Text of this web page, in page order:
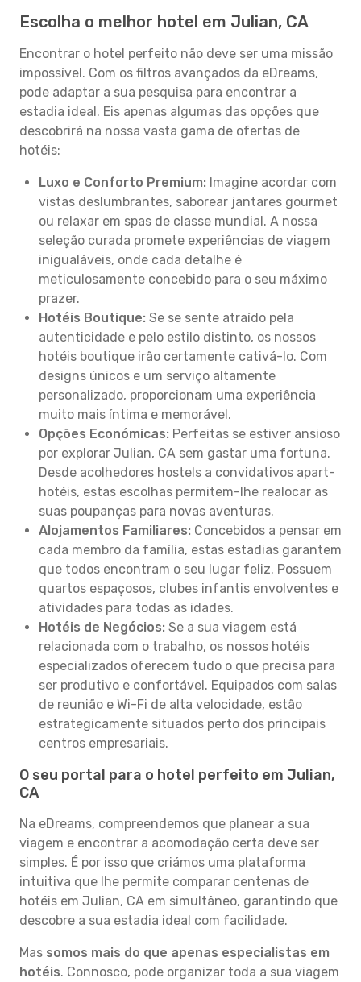
Escolha o melhor hotel em Julian, CA
Encontrar o hotel perfeito não deve ser uma missão
impossível. Com os filtros avançados da eDreams,
pode adaptar a sua pesquisa para encontrar a
estadia ideal. Eis apenas algumas das opções que
descobrirá na nossa vasta gama de ofertas de
hotéis:
Luxo e Conforto Premium: Imagine acordar com
vistas deslumbrantes, saborear jantares gourmet
ou relaxar em spas de classe mundial. A nossa
seleção curada promete experiências de viagem
inigualáveis, onde cada detalhe é
meticulosamente concebido para o seu máximo
prazer.
Hotéis Boutique: Se se sente atraído pela
autenticidade e pelo estilo distinto, os nossos
hotéis boutique irão certamente cativá-lo. Com
designs únicos e um serviço altamente
personalizado, proporcionam uma experiência
muito mais íntima e memorável.
Opções Económicas: Perfeitas se estiver ansioso
por explorar Julian, CA sem gastar uma fortuna.
Desde acolhedores hostels a convidativos apart-
hotéis, estas escolhas permitem-lhe realocar as
suas poupanças para novas aventuras.
Alojamentos Familiares: Concebidos a pensar em
cada membro da família, estas estadias garantem
que todos encontram o seu lugar feliz. Possuem
quartos espaçosos, clubes infantis envolventes e
atividades para todas as idades.
Hotéis de Negócios: Se a sua viagem está
relacionada com o trabalho, os nossos hotéis
especializados oferecem tudo o que precisa para
ser produtivo e confortável. Equipados com salas
de reunião e Wi-Fi de alta velocidade, estão
estrategicamente situados perto dos principais
centros empresariais.
O seu portal para o hotel perfeito em Julian,
CA
Na eDreams, compreendemos que planear a sua
viagem e encontrar a acomodação certa deve ser
simples. É por isso que criámos uma plataforma
intuitiva que lhe permite comparar centenas de
hotéis em Julian, CA em simultâneo, garantindo que
descobre a sua estadia ideal com facilidade.
Mas somos mais do que apenas especialistas em
hotéis. Connosco, pode organizar toda a sua viagem